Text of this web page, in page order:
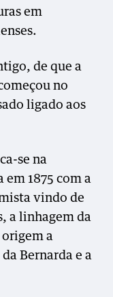
em
de que a
no
ligado aos
se na
1875 com a
vindo de
a linhagem da
a
Bernarda e a